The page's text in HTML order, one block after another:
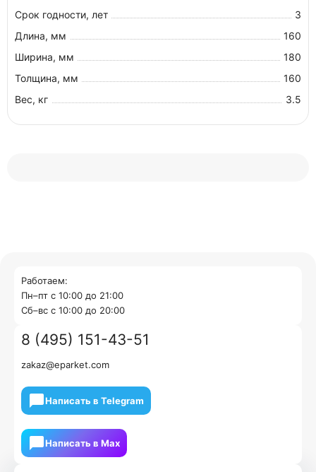
Срок годности, лет
3
Длина, мм
160
Ширина, мм
180
Толщина, мм
160
Вес, кг
3.5
Работаем:
Пн–пт с 10:00 до 21:00
Cб–вс с 10:00 до 20:00
8 (495) 151-43-51
zakaz@eparket.com
Написать в Telegram
Написать в Мах